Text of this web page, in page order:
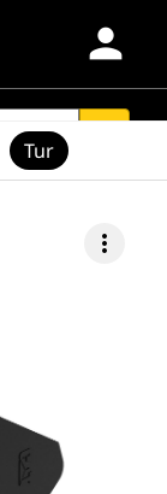
person
more_vert
Tur